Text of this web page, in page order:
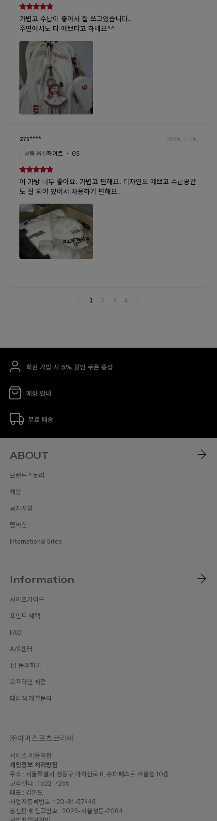
회원 가입 시 5% 할인 쿠폰 증정
매장 안내
무료 배송
ABOUT
브랜드스토리
채용
공지사항
멤버십
International Sites
Information
사이즈가이드
포인트 혜택
FAQ
A/S센터
1:1 문의하기
오프라인 매장
대리점 개설문의
㈜아머스포츠코리아
서비스 이용약관
개인정보 처리방침
주소 : 서울특별시 성동구 아차산로 6, 슈퍼패스트 서울숲 10층
고객센터 : 1522-7255
대표 : 김훈도
사업자등록번호: 120-81-57446
통신판매 신고번호 : 2023-서울성동-2064